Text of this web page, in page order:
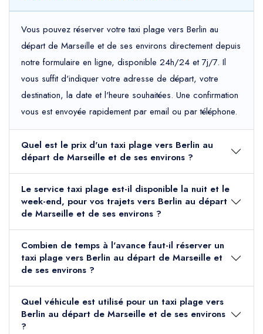
Vous pouvez réserver votre taxi plage vers Berlin au
départ de Marseille et de ses environs directement depuis
notre formulaire en ligne, disponible 24h/24 et 7j/7. Il
vous suffit d'indiquer votre adresse de départ, votre
destination, la date et l'heure souhaitées. Une confirmation
vous est envoyée rapidement par email ou par téléphone.
Quel est le prix d'un taxi plage vers Berlin au
départ de Marseille et de ses environs ?
Le service taxi plage est-il disponible la nuit et le
week-end, pour vos trajets vers Berlin au départ
de Marseille et de ses environs ?
Combien de temps à l'avance faut-il réserver un
taxi plage vers Berlin au départ de Marseille et
de ses environs ?
Quel véhicule est utilisé pour un taxi plage vers
Berlin au départ de Marseille et de ses environs
?